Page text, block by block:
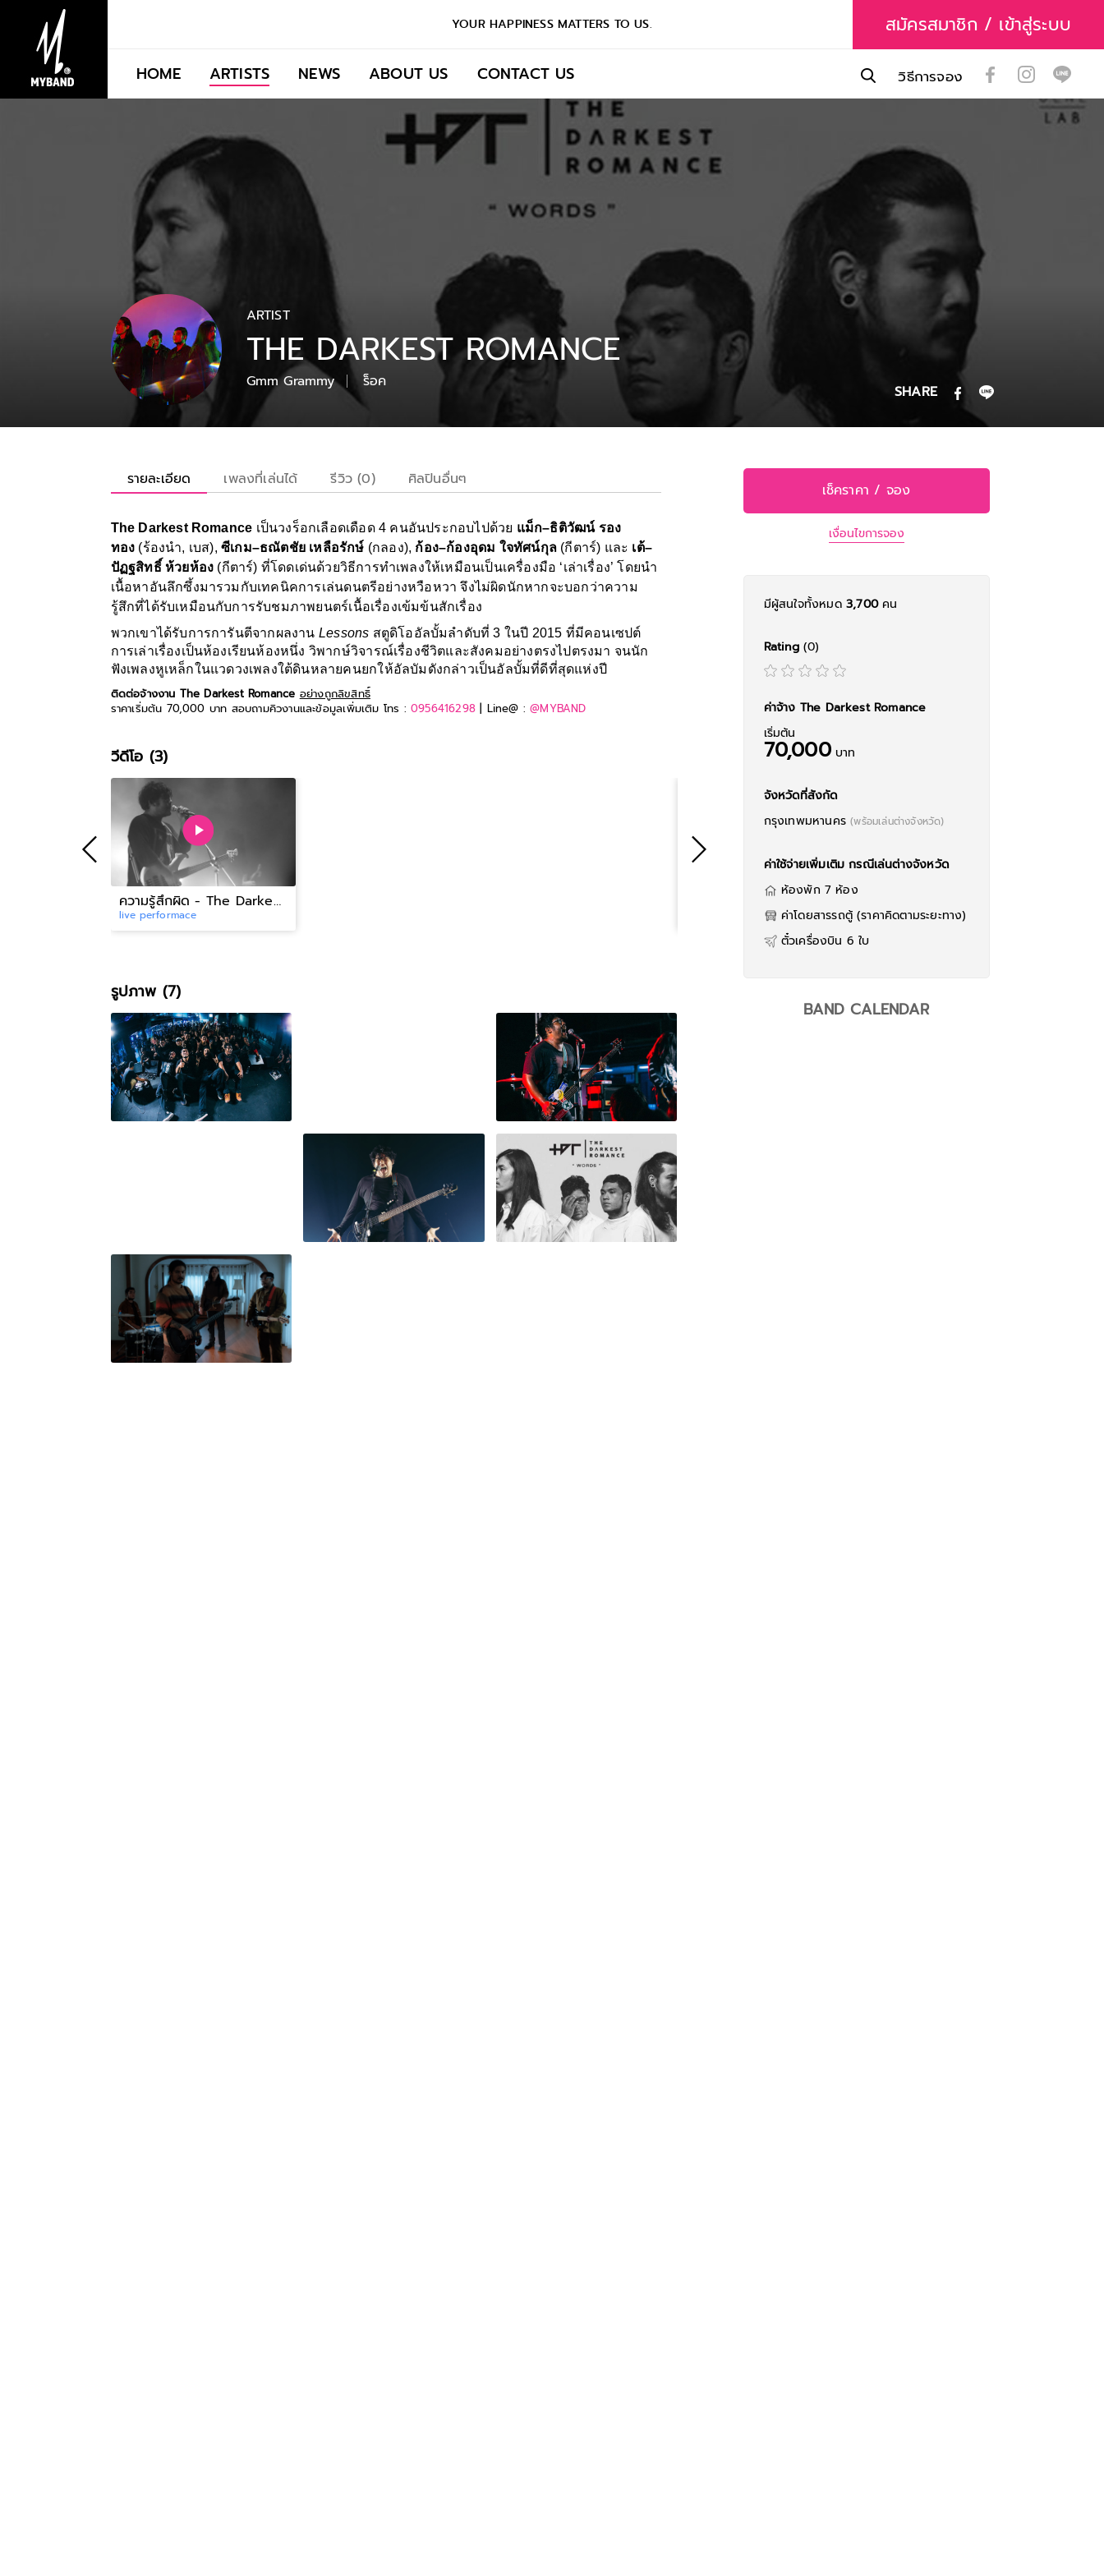
YOUR HAPPINESS MATTERS TO US. สมัครสมาชิก / เข้าสู่ระบบ
HOME ARTISTS NEWS ABOUT US CONTACT US วิธีการจอง
ARTIST
THE DARKEST ROMANCE
Gmm Grammy ร็อค
SHARE
รายละเอียด เพลงที่เล่นได้ รีวิว (0) ศิลปินอื่นๆ
The Darkest Romance เป็นวงร็อกเลือดเดือด 4 คนอันประกอบไปด้วย แม็ก–ธิติวัฒน์ รอง
ทอง (ร้องนำ, เบส), ซีเกม–ธณัตชัย เหลือรักษ์ (กลอง), ก้อง–ก้องอุดม ใจทัศน์กุล(กีตาร์) และ เต้–
ปัฏฐสิทธิ์ ห้วยห้อง (กีตาร์) ที่โดดเด่นด้วยวิธีการทำเพลงให้เหมือนเป็นเครื่องมือ ‘เล่าเรื่อง’ โดยนำ
เนื้อหาอันลึกซึ้งมารวมกับเทคนิคการเล่นดนตรีอย่างหวือหวา จึงไม่ผิดนักหากจะบอกว่าความ
รู้สึกที่ได้รับเหมือนกับการรับชมภาพยนตร์เนื้อเรื่องเข้มข้นสักเรื่อง
พวกเขาได้รับการการันตีจากผลงาน Lessons สตูดิโออัลบั้มลำดับที่ 3 ในปี 2015 ที่มีคอนเซปต์
การเล่าเรื่องเป็นห้องเรียนห้องหนึ่ง วิพากษ์วิจารณ์เรื่องชีวิตและสังคมอย่างตรงไปตรงมา จนนัก
ฟังเพลงหูเหล็กในแวดวงเพลงใต้ดินหลายคนยกให้อัลบัมดังกล่าวเป็นอัลบั้มที่ดีที่สุดแห่งปี
ติดต่อจ้างงาน The Darkest Romance อย่างถูกลิขสิทธิ์
ราคาเริ่มต้น 70,000 บาท สอบถามคิวงานและข้อมูลเพิ่มเติม โทร : 0956416298| Line@ :@MYBAND
วีดีโอ (3)
ความรู้สึกผิด - The Darkest Romance Spread The "WORDS"
live performace
รูปภาพ (7)
เช็คราคา / จอง
เงื่อนไขการจอง
มีผู้สนใจทั้งหมด 3,700คน
Rating(0)
ค่าจ้าง The Darkest Romance
เริ่มต้น
70,000บาท
จังหวัดที่สังกัด
กรุงเทพมหานคร(พร้อมเล่นต่างจังหวัด)
ค่าใช้จ่ายเพิ่มเติม กรณีเล่นต่างจังหวัด
ห้องพัก 7 ห้อง
ค่าโดยสารรถตู้ (ราคาคิดตามระยะทาง)
ตั๋วเครื่องบิน 6 ใบ
BAND CALENDAR